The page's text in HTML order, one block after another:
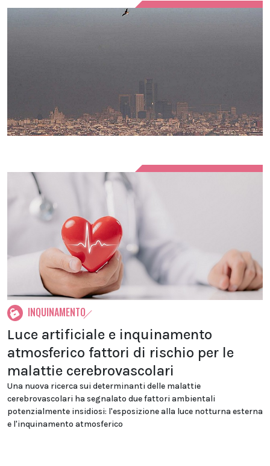
INQUINAMENTO
Luce artificiale e inquinamento
atmosferico fattori di rischio per le
malattie cerebrovascolari
Una nuova ricerca sui determinanti delle malattie
cerebrovascolari ha segnalato due fattori ambientali
potenzialmente insidiosi: l'esposizione alla luce notturna esterna
e l'inquinamento atmosferico